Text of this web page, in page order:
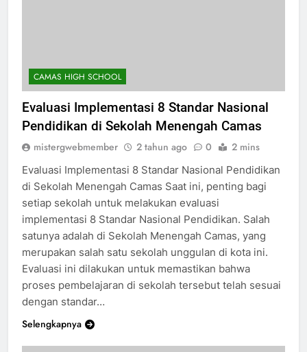
CAMAS HIGH SCHOOL
Evaluasi Implementasi 8 Standar Nasional
Pendidikan di Sekolah Menengah Camas
mistergwebmember 2 tahun ago 0 2 mins
Evaluasi Implementasi 8 Standar Nasional Pendidikan
di Sekolah Menengah Camas Saat ini, penting bagi
setiap sekolah untuk melakukan evaluasi
implementasi 8 Standar Nasional Pendidikan. Salah
satunya adalah di Sekolah Menengah Camas, yang
merupakan salah satu sekolah unggulan di kota ini.
Evaluasi ini dilakukan untuk memastikan bahwa
proses pembelajaran di sekolah tersebut telah sesuai
dengan standar…
Selengkapnya